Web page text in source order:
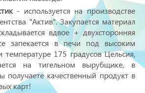
- используется на производстве
"Актив". Закупается материал
вдвое + двухсторонняя
запекается в печи под высоким
температуре 175 градусов Цельсия,
на тигельном вырубщике, в
получаете качественный продукт в
карт!